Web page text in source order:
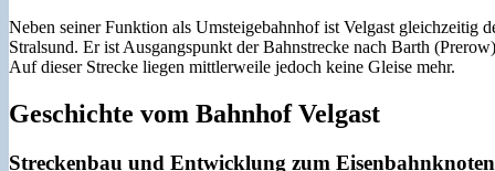
Neben seiner Funktion als Umsteigebahnhof ist Velgast gleichzeitig
Stralsund. Er ist Ausgangspunkt der Bahnstrecke nach Barth
Auf dieser Strecke liegen mittlerweile jedoch keine Gleise mehr.
Geschichte vom Bahnhof Velgast
Streckenbau und Entwicklung zum